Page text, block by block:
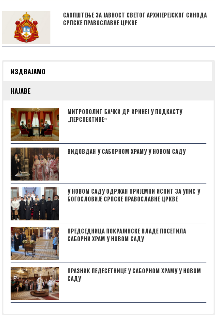
САОПШТЕЊЕ ЗА ЈАВНОСТ СВЕТОГ АРХИЈЕРЕЈСКОГ СИНОДА
СРПСКЕ ПРАВОСЛАВНЕ ЦРКВЕ
ИЗДВАЈАМО
НАЈАВЕ
МИТРОПОЛИТ БАЧКИ ДР ИРИНЕЈ У ПОДКАСТУ
„ПЕРСПЕКТИВЕˮ
ВИДОВДАН У САБОРНОМ ХРАМУ У НОВОМ САДУ
У НОВОМ САДУ ОДРЖАН ПРИЈЕМНИ ИСПИТ ЗА УПИС У
БОГОСЛОВИЈЕ СРПСКЕ ПРАВОСЛАВНЕ ЦРКВЕ
ПРЕДСЕДНИЦА ПОКРАЈИНСКЕ ВЛАДЕ ПОСЕТИЛА
САБОРНИ ХРАМ У НОВОМ САДУ
ПРАЗНИК ПЕДЕСЕТНИЦЕ У САБОРНОМ ХРАМУ У НОВОМ
САДУ